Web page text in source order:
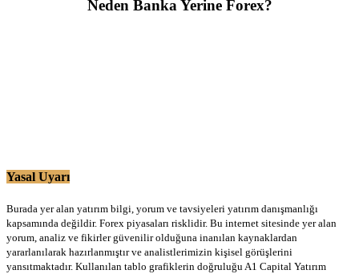
Neden Banka Yerine Forex?
Yasal Uyarı
Burada yer alan yatırım bilgi, yorum ve tavsiyeleri yatırım danışmanlığı
kapsamında değildir. Forex piyasaları risklidir. Bu internet sitesinde yer alan
yorum, analiz ve fikirler güvenilir olduğuna inanılan kaynaklardan
yararlanılarak hazırlanmıştır ve analistlerimizin kişisel görüşlerini
yansıtmaktadır. Kullanılan tablo grafiklerin doğruluğu A1 Capital Yatırım